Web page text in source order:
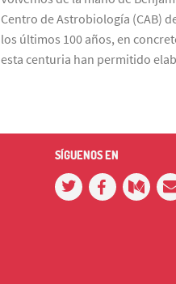
Centro de Astrobiología (CAB)
los últimos 100 años, en
esta centuria han permitido
SÍGUENOS EN